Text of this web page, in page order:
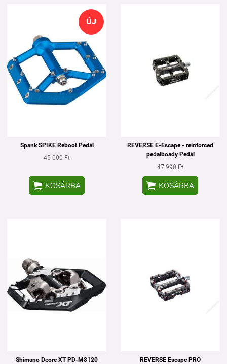
ÚJ
Spank SPIKE Reboot Pedál
45 000 Ft
 KOSÁRBA
REVERSE E-Escape - reinforced
pedalboady Pedál
47 990 Ft
 KOSÁRBA
Shimano Deore XT PD-M8120
REVERSE Escape PRO